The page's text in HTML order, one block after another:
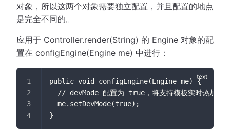
对象，所以这两个对象需要独立配置，并且配置的地点
是完全不同的。
应用于 Controller.render(String) 的 Engine 对象的配
置在 configEngine(Engine me) 中进行：
public void configEngine(Engine me) {
  // devMode 配置为 true，将支持模板实时热加载
  me.setDevMode(true);
}